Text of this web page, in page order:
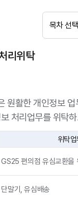
서비스 이용 • 제공 기간
한국정보통신산업협회
서비스 가입일~해지일 또
먼저 도래하는 시점
한국정보통신진흥협회
방송통신 신용정보 공동관
신청정보, 회선 개통정보
목차 선택
리위탁
원활한 개인정보
처리업무를 위탁
위탁업
GS25 편의점 유심교환을
단말기, 유심배송